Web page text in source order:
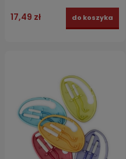
17,49 zł do koszyka